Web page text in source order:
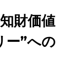
財価値
”への